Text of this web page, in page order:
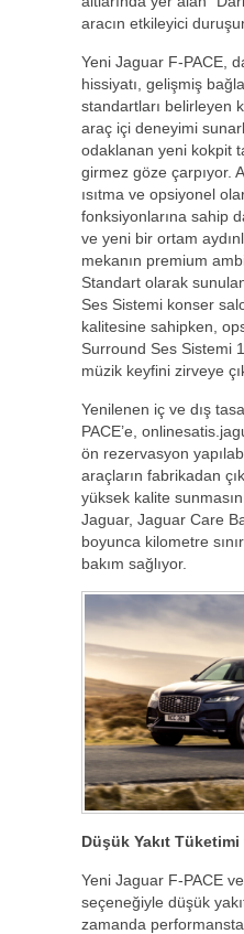
aracın etkileyici
Yeni Jaguar F-PACE,
hissiyatı, gelişmiş
standartları belirleyen
araç içi deneyimi
odaklanan yeni kokpit
girmez göze çarpıyor.
ısıtma ve opsiyonel
fonksiyonlarına sahip
ve yeni bir ortam
mekanın premium
Standart olarak
Ses Sistemi konser
kalitesine sahipken,
Surround Ses Sistemi
müzik keyfini zirveye
Yenilenen iç ve dış
PACE’e,
ön rezervasyon
araçların fabrikadan
yüksek kalite
Jaguar, Jaguar Care
boyunca kilometre
bakım sağlıyor.
Düşük Yakıt
Yeni Jaguar F-PACE
seçeneğiyle düşük
zamanda